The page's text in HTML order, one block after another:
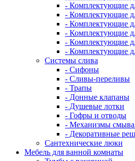
- Комплектующие
- Комплектующие
- Комплектующие
- Комплектующие
- Комплектующие
- Комплектующие
Системы слива
- Сифоны
- Сливы-переливы
- Трапы
- Донные клапаны
- Душевые лотки
- Гофры и отводы
- Механизмы смыва
- Декоративные
Сантехнические люки
Мебель для ванной комнаты